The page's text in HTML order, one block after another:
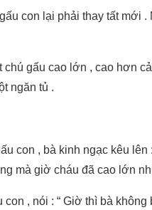
con lại phải thay tất mới
chú gấu cao lớn , cao hơn
ngăn tủ .
con , bà kinh ngạc kêu
mà giờ cháu đã cao lớn
con , nói : “ Giờ thì bà